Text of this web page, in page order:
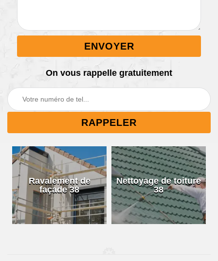
On vous rappelle gratuitement
Ravalement de
façade 38
Nettoyage de toiture
38